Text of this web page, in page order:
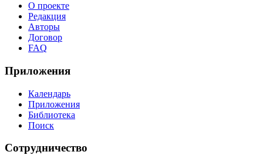
О проекте
Редакция
Авторы
Договор
FAQ
Приложения
Календарь
Приложения
Библиотека
Поиск
Сотрудничество